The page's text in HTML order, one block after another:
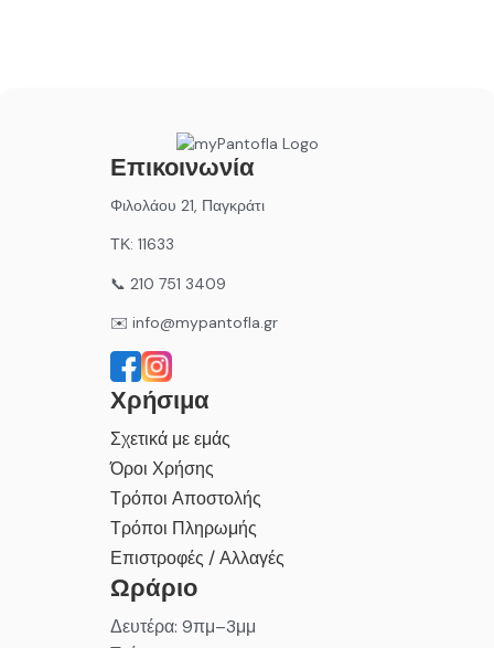
Επικοινωνία
Φιλολάου 21, Παγκράτι
ΤΚ: 11633
📞 210 751 3409
✉️ info@mypantofla.gr
Χρήσιμα
Σχετικά με εμάς
Όροι Χρήσης
Τρόποι Αποστολής
Τρόποι Πληρωμής
Επιστροφές / Αλλαγές
Ωράριο
Δευτέρα: 9πμ–3μμ